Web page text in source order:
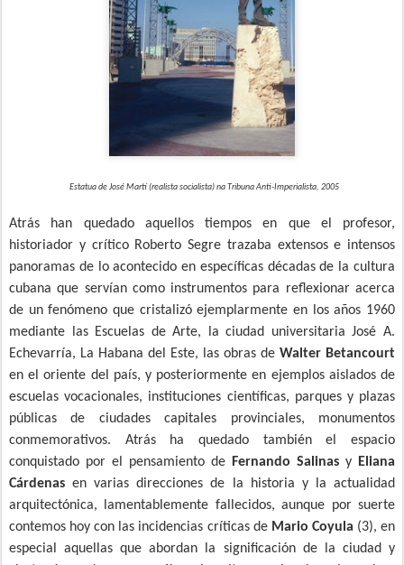
Estatua de José Martí (realista socialista) na Tribuna Anti-Imperialista, 2005
Atrás han quedado aquellos tiempos en que el profesor,
historiador y crítico Roberto Segre trazaba extensos e intensos
panoramas de lo acontecido en específicas décadas de la cultura
cubana que servían como instrumentos para reflexionar acerca
de un fenómeno que cristalizó ejemplarmente en los años 1960
mediante las Escuelas de Arte, la ciudad universitaria José A.
Echevarría, La Habana del Este, las obras de Walter Betancourt
en el oriente del país, y posteriormente en ejemplos aislados de
escuelas vocacionales, instituciones científicas, parques y plazas
públicas de ciudades capitales provinciales, monumentos
conmemorativos. Atrás ha quedado también el espacio
conquistado por el pensamiento de
Fernando Salinas y
Eliana
Cárdenas en varias direcciones de la historia y la actualidad
arquitectónica, lamentablemente fallecidos, aunque por suerte
contemos hoy con las incidencias críticas de Mario Coyula (3), en
especial aquellas que abordan la significación de la ciudad y